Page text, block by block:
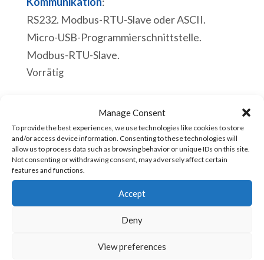
Manage Consent
To provide the best experiences, we use technologies like cookies to store
and/or access device information. Consenting to these technologies will
allow us to process data such as browsing behavior or unique IDs on this site.
Not consenting or withdrawing consent, may adversely affect certain
features and functions.
Accept
Deny
View preferences
RS232. Modbus-RTU-Slave oder ASCII.
Micro-USB-Programmierschnittstelle.
Modbus-RTU-Slave.
Vorrätig
SPS
3
Digitale
3
In den Warenkorb
Artikelnummer:ACE-1630v10 [85371091]
Mikrosekunden.